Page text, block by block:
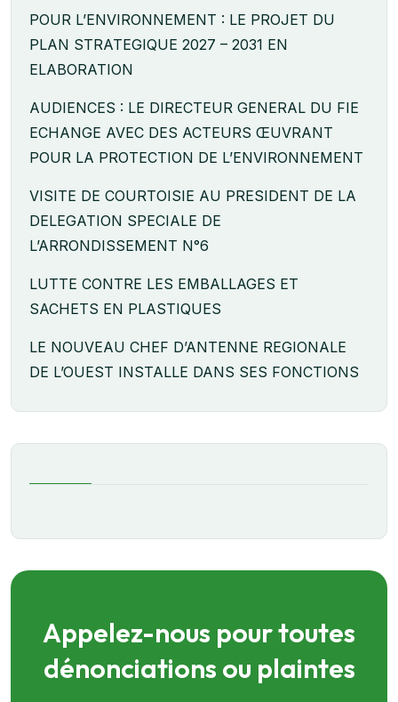
POUR L’ENVIRONNEMENT : LE PROJET DU
PLAN STRATEGIQUE 2027 – 2031 EN
ELABORATION
AUDIENCES : LE DIRECTEUR GENERAL DU FIE
ECHANGE AVEC DES ACTEURS ŒUVRANT
POUR LA PROTECTION DE L’ENVIRONNEMENT
VISITE DE COURTOISIE AU PRESIDENT DE LA
DELEGATION SPECIALE DE
L’ARRONDISSEMENT N°6
LUTTE CONTRE LES EMBALLAGES ET
SACHETS EN PLASTIQUES
LE NOUVEAU CHEF D’ANTENNE REGIONALE
DE L’OUEST INSTALLE DANS SES FONCTIONS
Appelez-nous pour toutes
dénonciations ou plaintes